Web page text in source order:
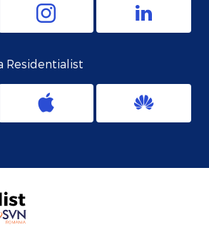
Residentialist